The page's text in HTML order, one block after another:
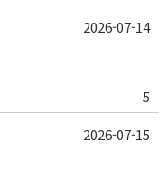
5
2026-07-14
2026-07-15